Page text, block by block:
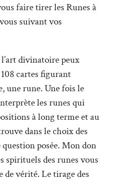
faire tirer les Runes à
suivant vos
divinatoire peux
cartes figurant
une rune. Une fois le
les runes qui
à long terme et au
dans le choix des
posée. Mon don
spirituels des runes vous
de vérité. Le tirage des